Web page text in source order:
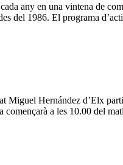
any en una vintena de
del 1986. El programa
Hernández d’Elx
a les 10.00 del